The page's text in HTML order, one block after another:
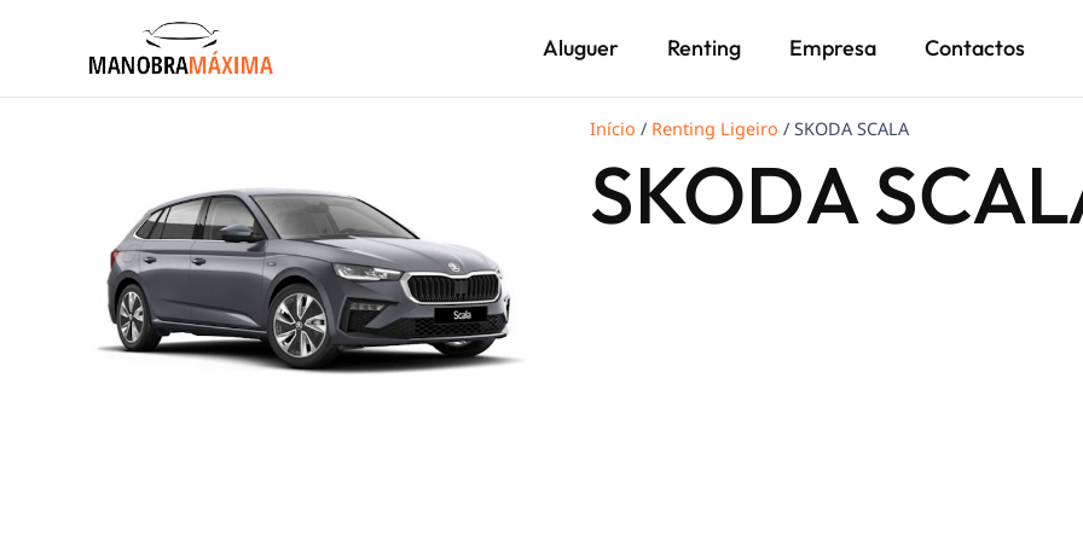
Aluguer Renting Empresa Contactos
Início / Renting Ligeiro / SKODA SCALA
SKODA